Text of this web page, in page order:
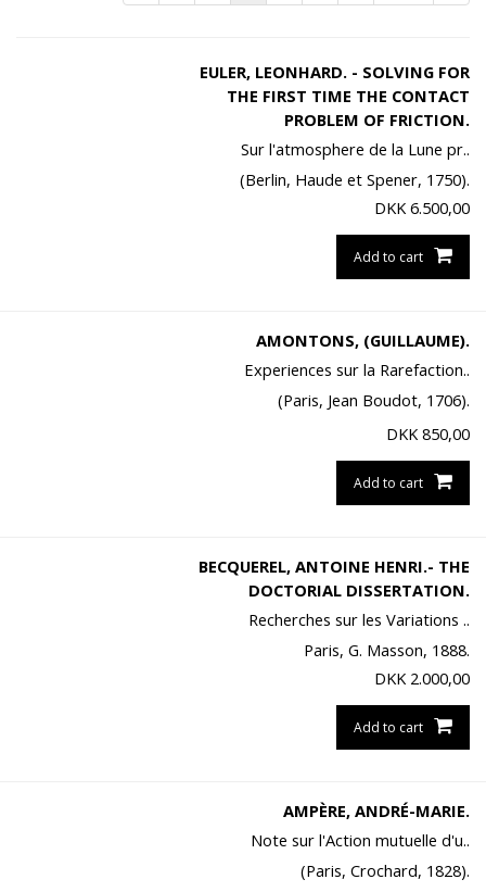
EULER, LEONHARD. - SOLVING FOR
THE FIRST TIME THE CONTACT
PROBLEM OF FRICTION.
Sur l'atmosphere de la Lune pr..
(Berlin, Haude et Spener, 1750).
DKK 6.500,00
Add to cart
AMONTONS, (GUILLAUME).
Experiences sur la Rarefaction..
(Paris, Jean Boudot, 1706).
DKK 850,00
Add to cart
BECQUEREL, ANTOINE HENRI.- THE
DOCTORIAL DISSERTATION.
Recherches sur les Variations ..
Paris, G. Masson, 1888.
DKK 2.000,00
Add to cart
AMPÈRE, ANDRÉ-MARIE.
Note sur l'Action mutuelle d'u..
(Paris, Crochard, 1828).